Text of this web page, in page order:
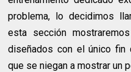
problema, lo decidimos
esta sección
diseñados con el único fin
que se niegan a mostrar un